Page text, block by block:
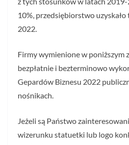
10%, przedsiębiorstwo
2022.
Firmy wymienione w poniższym
bezpłatnie i bezterminowo
Gepardów Biznesu 2022
nośnikach.
Jeżeli są Państwo
wizerunku statuetki lub logo